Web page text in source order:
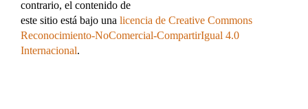
contrario, el contenido de
este sitio está bajo una licencia de Creative Commons
Reconocimiento-NoComercial-CompartirIgual 4.0
Internacional.